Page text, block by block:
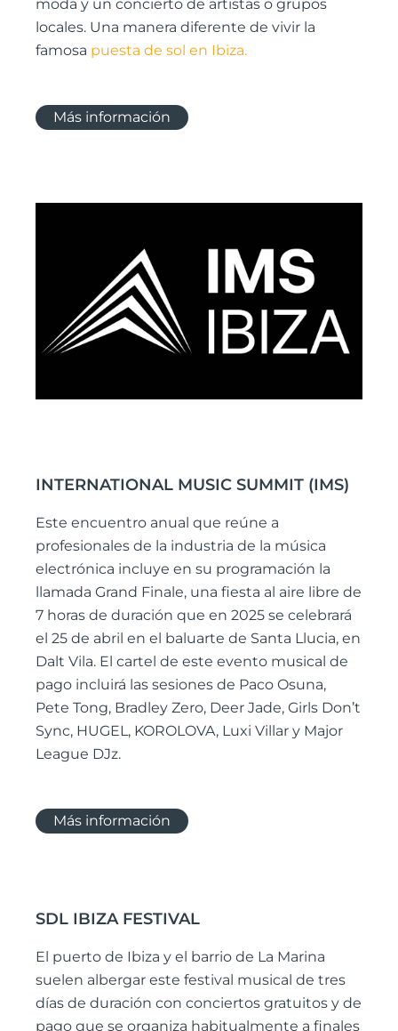
moda y un concierto de artistas o grupos
locales. Una manera diferente de vivir la
famosa puesta de sol en Ibiza.
Más información
INTERNATIONAL MUSIC SUMMIT (IMS)
Este encuentro anual que reúne a
profesionales de la industria de la música
electrónica incluye en su programación la
llamada Grand Finale, una fiesta al aire libre de
7 horas de duración que en 2025 se celebrará
el 25 de abril en el baluarte de Santa Llucia, en
Dalt Vila. El cartel de este evento musical de
pago incluirá las sesiones de Paco Osuna,
Pete Tong, Bradley Zero, Deer Jade, Girls Don’t
Sync, HUGEL, KOROLOVA, Luxi Villar y Major
League DJz.
Más información
SDL IBIZA FESTIVAL
El puerto de Ibiza y el barrio de La Marina
suelen albergar este festival musical de tres
días de duración con conciertos gratuitos y de
pago que se organiza habitualmente a finales